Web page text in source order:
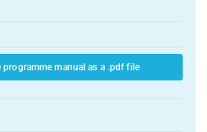
programme manual as a .pdf file